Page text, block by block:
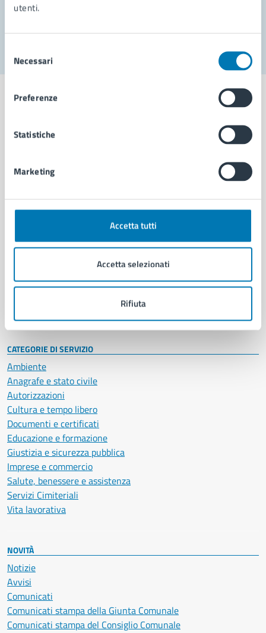
utenti.
delNecessari
Preferenze
Statistiche
Marketing
Accetta tutti
Accetta selezionati
Rifiuta
Comune di Napoli
AMMINISTRAZIONE
Organi di governo
Enti e fondazioni
Personale amministrativo
Intranet, posta aziendale e protocollo
CATEGORIE DI SERVIZIO
Ambiente
Anagrafe e stato civile
Autorizzazioni
Cultura e tempo libero
Documenti e certificati
Educazione e formazione
Giustizia e sicurezza pubblica
Imprese e commercio
Salute, benessere e assistenza
Servizi Cimiteriali
Vita lavorativa
NOVITÀ
Notizie
Avvisi
Comunicati
Comunicati stampa della Giunta Comunale
Comunicati stampa del Consiglio Comunale